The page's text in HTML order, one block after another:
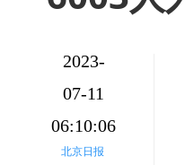
2023-
07-11
06:10:06
北京日报